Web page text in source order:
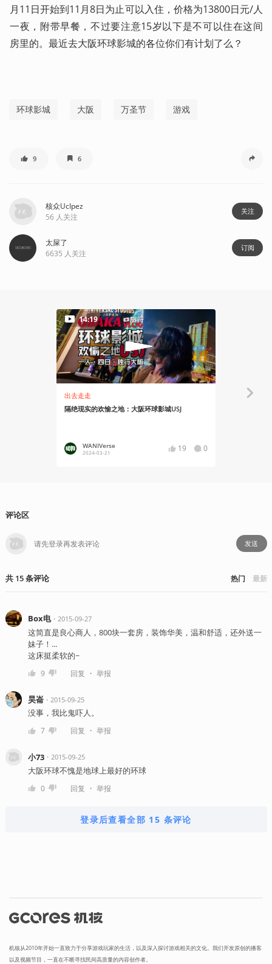
月11日开始到11月8日为止可以入住，价格为13800日元/人
一夜，附带早餐，不过要注意15岁以下是不可以住在这间
房里的。最近去大阪环球影城的各位你们有计划了么？
环球影城 大阪 万圣节 游戏
9 6
核众UcIpez
56 人关注
关注
太屎了
6635 人关注
订阅
14:19
出去走走
隔绝现实的欢愉之地：大阪环球影城USJ
WANIVerse
2024-03-21 19 0
安利大帝
评论区
发送
共 15条评论 热门 最新
Box电・ 2015-09-27
这简直是良心商人，800块一套房，装饰华美，温和舒适，还外送一
妹子！...
这床挺柔软的~
9 回复 ・ 举报
昊崙・ 2015-09-25
没事，我比鬼吓人。
7 回复 ・ 举报
小73・ 2015-09-25
大阪环球不愧是地球上最好的环球
0 回复 ・ 举报
登录后查看全部 15 条评论
机核从2010年开始一直致力于分享游戏玩家的生活，以及深入探讨游戏相关的文化。我们开发原创的播客
以及视频节目，一直在不断寻找民间高质量的内容创作者。